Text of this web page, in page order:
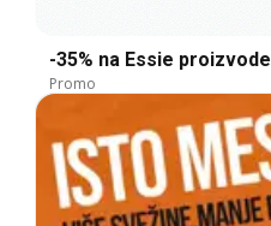
-35% na Essie proizvode
Promo